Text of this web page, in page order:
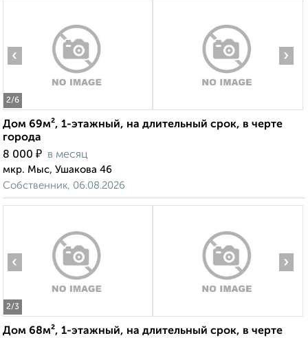
2/6
‹ ›
Дом 69м², 1-этажный, на длительный срок, в черте
города
8 000 ₽ в месяц
мкр. Мыс, Ушакова 46
Собственник, 06.08.2026
2/3
‹ ›
Дом 68м², 1-этажный, на длительный срок, в черте